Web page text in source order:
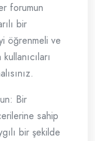
forumun
bir
öğrenmeli ve
Bir
sahip
bir şekilde